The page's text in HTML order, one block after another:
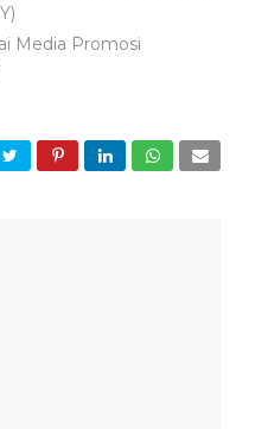
Media Promosi